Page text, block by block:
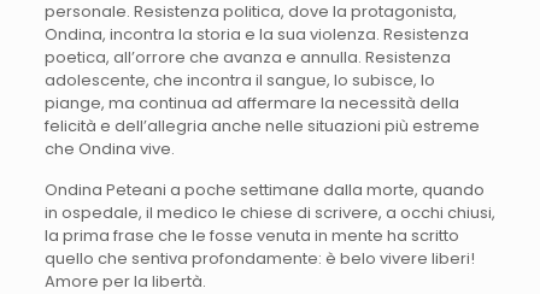
personale. Resistenza politica, dove la protagonista,
Ondina, incontra la storia e la sua violenza. Resistenza
poetica, all’orrore che avanza e annulla. Resistenza
adolescente, che incontra il sangue, lo subisce, lo
piange, ma continua ad affermare la necessità della
felicità e dell’allegria anche nelle situazioni più estreme
che Ondina vive.
Ondina Peteani a poche settimane dalla morte, quando
in ospedale, il medico le chiese di scrivere, a occhi chiusi,
la prima frase che le fosse venuta in mente ha scritto
quello che sentiva profondamente: è belo vivere liberi!
Amore per la libertà.